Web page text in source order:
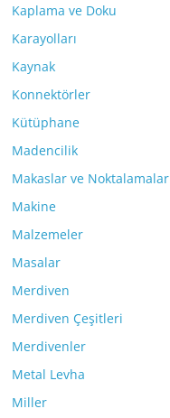
Kaplama ve Doku
Karayolları
Kaynak
Konnektörler
Kütüphane
Madencilik
Makaslar ve Noktalamalar
Makine
Malzemeler
Masalar
Merdiven
Merdiven Çeşitleri
Merdivenler
Metal Levha
Miller